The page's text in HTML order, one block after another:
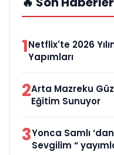
1Netflix'te 2026
Yapımları
2Arta Mazreku
Eğitim Sunuyor
3Yonca Samlı
Sevgilim “